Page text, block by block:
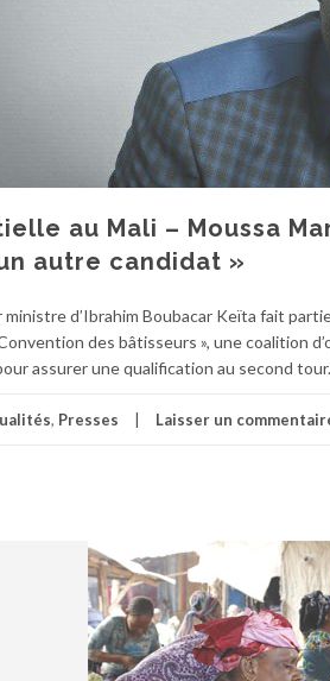
au Mali – Moussa
autre candidat »
ministre d’Ibrahim Boubacar Keïta fait
des bâtisseurs », une coalition
assurer une qualification au second
, Presses Laisser un